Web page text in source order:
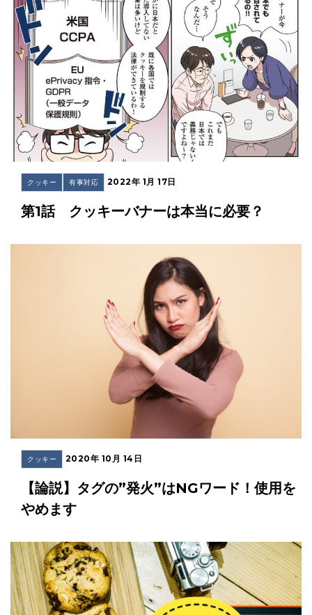
クッキー 有事対応 2022年 1月 17日
第1話 クッキーバナーは本当に必要？
クッキー 2020年 10月 14日
【論説】タグの”発火”はNGワード！使用を
やめます